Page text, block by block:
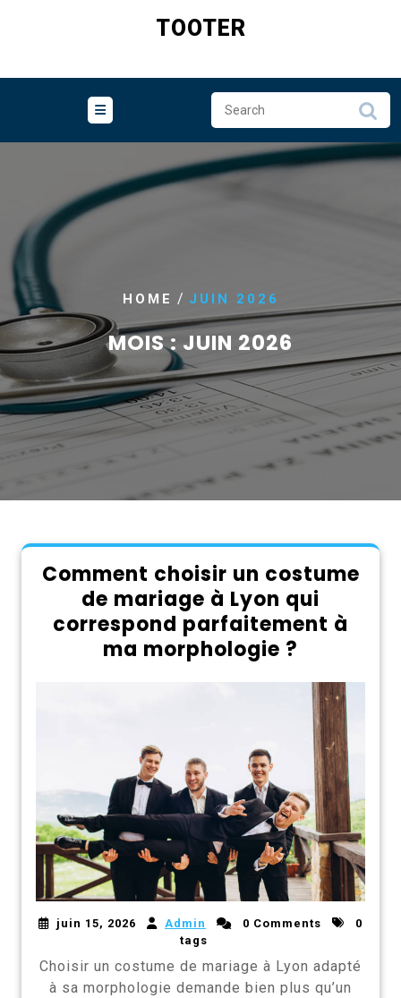
TOOTER
HOME / JUIN 2026
MOIS : JUIN 2026
Comment choisir un costume
de mariage à Lyon qui
correspond parfaitement à
ma morphologie ?
juin 15, 2026 Admin 0 Comments
0
tags
Choisir un costume de mariage à Lyon adapté
à sa morphologie demande bien plus qu’un